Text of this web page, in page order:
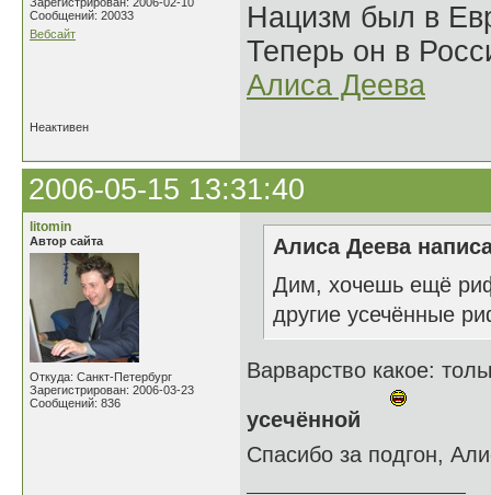
Сообщений: 20033
Вебсайт
Нацизм был в
Теперь он в
Алиса Деева
Неактивен
2006-05-15 13:31:40
litomin
Автор сайта
Откуда: Санкт-Петербург
Зарегистрирован: 2006-03-23
Сообщений: 836
Алиса Деева
Дим, хочешь ещё
другие усечённые
Варварство какое:
усечённой
Спасибо за подгон,